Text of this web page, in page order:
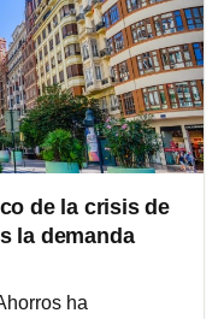
de la crisis de
la demanda
ha